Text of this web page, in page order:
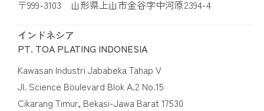
〒999-3103 山形県上山市金谷字中河原2394-4
インドネシア
PT. TOA PLATING INDONESIA
Kawasan Industri Jababeka Tahap V
Jl. Science Boulevard Blok A.2 No.15
Cikarang Timur, Bekasi-Jawa Barat 17530